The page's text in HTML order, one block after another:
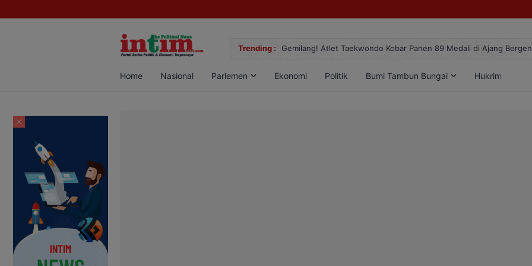
Trending :
Sabu di Pangkalan Bun, Dua Pelaku Diamankan Gemilang! Atlet Taekwondo Kobar Panen 89 Medali di Ajang
Home Nasional Parlemen Ekonomi Politik Bumi Tambun Bungai Hukrim